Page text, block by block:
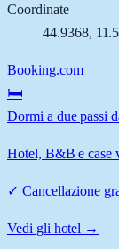
Coordinate
44.9368,
Booking.com
🛏️
Dormi a due passi
Hotel, B&B e case
✓ Cancellazione
Vedi gli hotel →